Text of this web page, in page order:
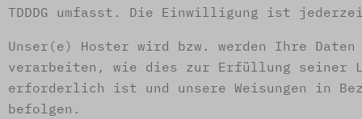
TDDDG umfasst. Die Einwilligung ist
Unser(e) Hoster wird bzw. werden Ihre
verarbeiten, wie dies zur Erfüllung seiner
erforderlich ist und unsere Weisungen in
befolgen.